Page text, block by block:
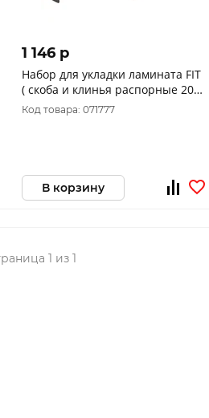
1 146 p
Набор для укладки ламината FIT
( скоба и клинья распорные 20
шт. ) 59295
Код товара: 071777
В корзину
1 из 1